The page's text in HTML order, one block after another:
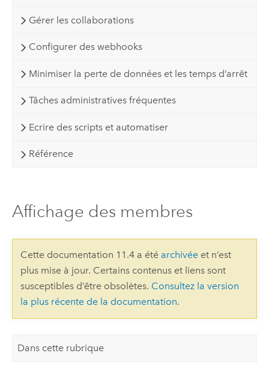
Gérer les collaborations
Configurer des webhooks
Minimiser la perte de données et les temps d’arrêt
Tâches administratives fréquentes
Ecrire des scripts et automatiser
Référence
Affichage des membres
Cette documentation 11.4 a été archivéeet n’est
plus mise à jour. Certains contenus et liens sont
susceptibles d’être obsolètes. Consultez la version
la plus récente de la documentation.
Dans cette rubrique